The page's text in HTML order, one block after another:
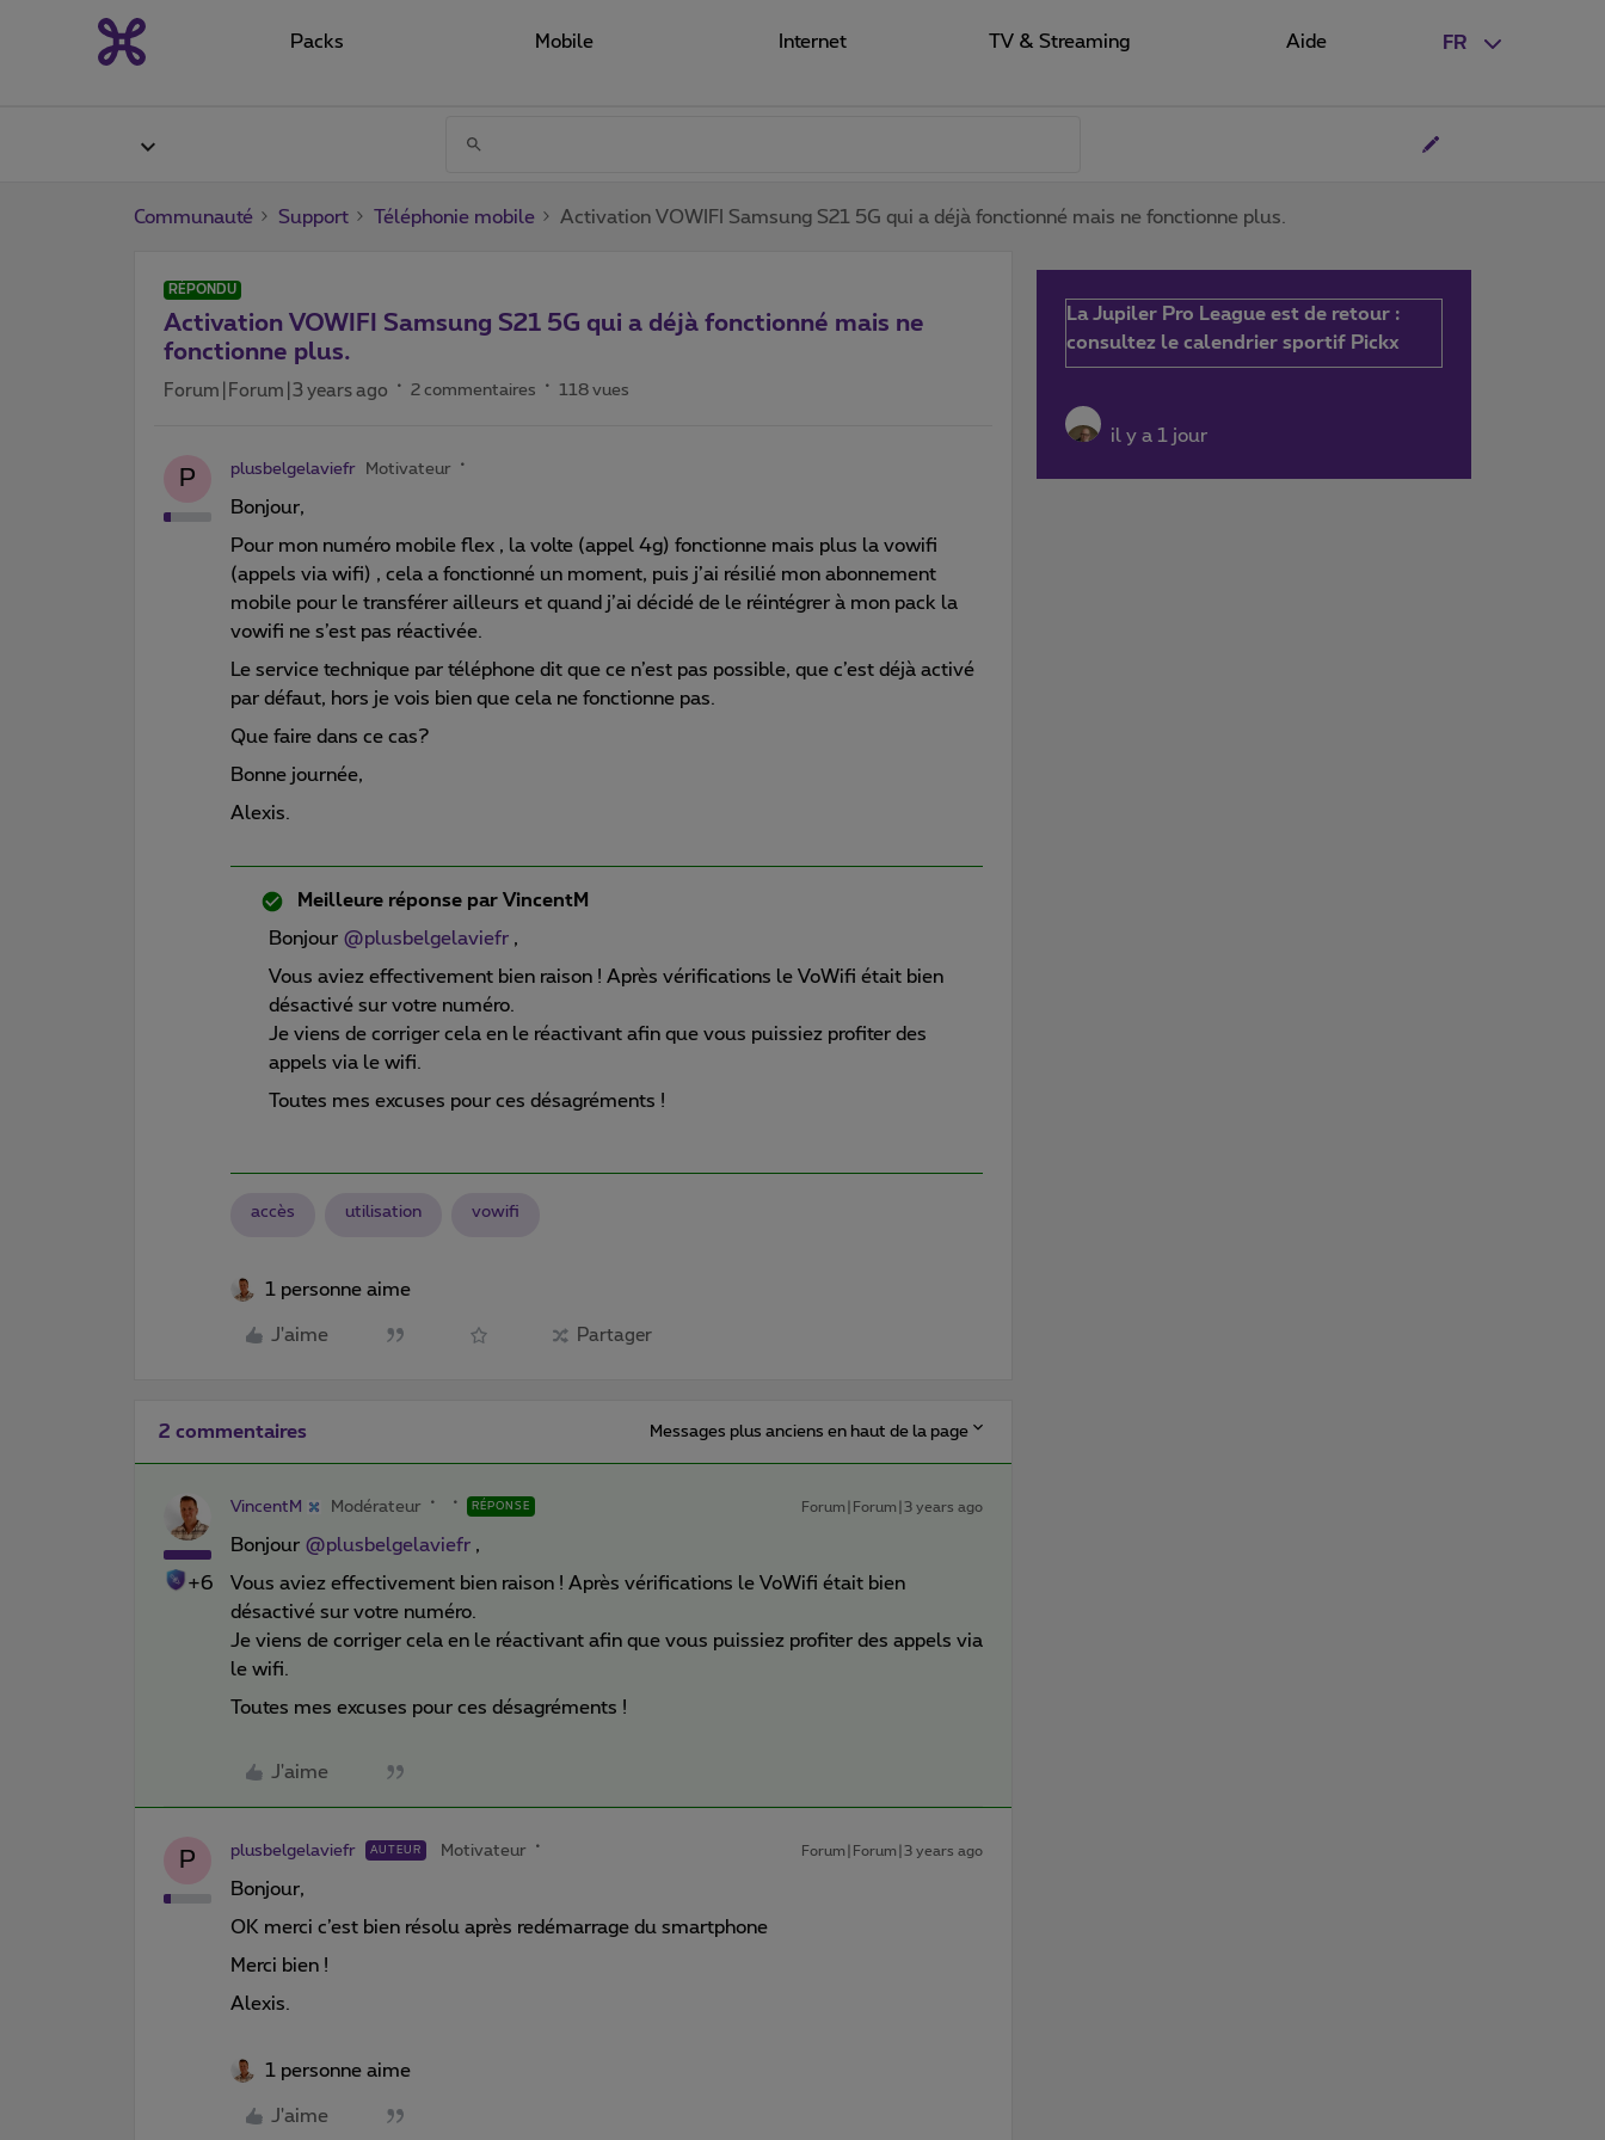
FR
Packs Mobile Internet TV & Streaming Aide
Communauté Support Téléphonie mobile Activation VOWIFI Samsung S21 5G qui a déjà fonctionné mais ne fonctionne plus.
RÉPONDU
Activation VOWIFI Samsung S21 5G qui a déjà fonctionné mais ne
fonctionne plus.
Forum|Forum|3 years ago 2 commentaires 118 vues
P plusbelgelaviefr Motivateur
Bonjour,
Pour mon numéro mobile flex , la volte (appel 4g) fonctionne mais plus la vowifi
(appels via wifi) , cela a fonctionné un moment, puis j’ai résilié mon abonnement
mobile pour le transférer ailleurs et quand j’ai décidé de le réintégrer à mon pack la
vowifi ne s’est pas réactivée.
Le service technique par téléphone dit que ce n’est pas possible, que c’est déjà activé
par défaut, hors je vois bien que cela ne fonctionne pas.
Que faire dans ce cas?
Bonne journée,
Alexis.
Meilleure réponse par VincentM
Bonjour @plusbelgelaviefr ,
Vous aviez effectivement bien raison ! Après vérifications le VoWifi était bien
désactivé sur votre numéro.
Je viens de corriger cela en le réactivant afin que vous puissiez profiter des
appels via le wifi.
Toutes mes excuses pour ces désagréments !
accès utilisation vowifi
1 personne aime
J'aime Partager
2 commentaires Messages plus anciens en haut de la page
+6
VincentM Modérateur RÉPONSE Forum|Forum|3 years ago
Bonjour @plusbelgelaviefr ,
Vous aviez effectivement bien raison ! Après vérifications le VoWifi était bien
désactivé sur votre numéro.
Je viens de corriger cela en le réactivant afin que vous puissiez profiter des appels via
le wifi.
Toutes mes excuses pour ces désagréments !
J'aime
P plusbelgelaviefr AUTEUR Motivateur Forum|Forum|3 years ago
Bonjour,
OK merci c’est bien résolu après redémarrage du smartphone
Merci bien !
Alexis.
1 personne aime
J'aime
La Jupiler Pro League est de retour :
consultez le calendrier sportif Pickx
il y a 1 jour